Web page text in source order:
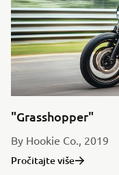
"Grasshopper"
By Hookie Co., 2019
Pročitajte više